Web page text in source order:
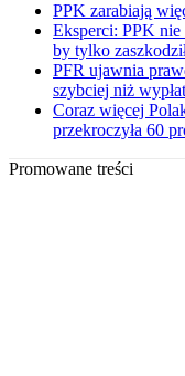
PPK zarabiają
Eksperci: PPK nie
by tylko
PFR ujawnia
szybciej niż
Coraz więcej
przekroczyła 60
Promowane treści